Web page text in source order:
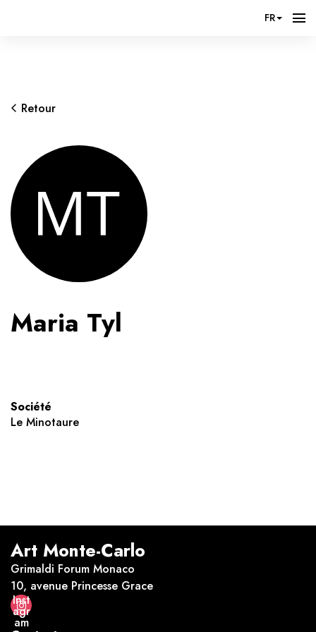
FR
Retour
Maria Tyl
Société
Le Minotaure
Art Monte-Carlo
Grimaldi Forum Monaco
10, avenue Princesse Grace
Inst
agr
am